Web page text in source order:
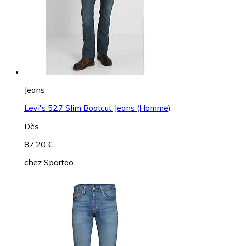
Jeans
Levi's 527 Slim Bootcut Jeans (Homme)
Dès
87,20 €
chez Spartoo